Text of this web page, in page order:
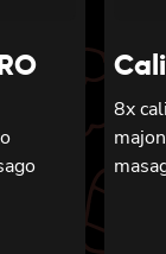
sałatą 6x futomaki z
w
8x